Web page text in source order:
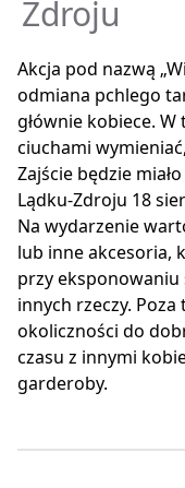
Zdroju
Akcja pod nazwą
odmiana pchlego
głównie kobiece.
ciuchami
Zajście będzie
Lądku-Zdroju 18
Na wydarzenie
lub inne akcesoria,
przy
innych rzeczy.
okoliczności do
czasu z innymi
garderoby.